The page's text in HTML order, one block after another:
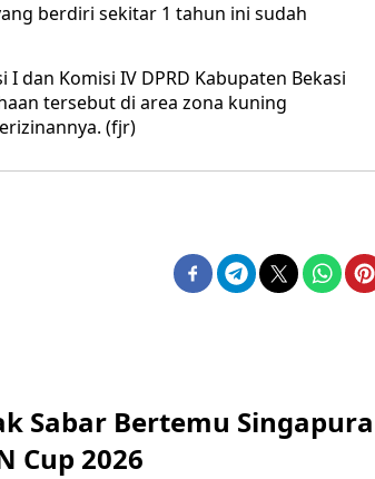
berdiri sekitar 1 tahun ini sudah
dan Komisi IV DPRD Kabupaten Bekasi
tersebut di area zona kuning
(fjr)
Sabar Bertemu Singapura
Cup 2026